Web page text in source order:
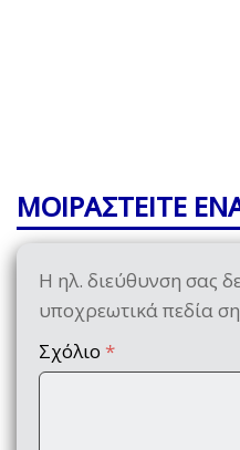
ΜΟΙΡΑΣΤΕΙΤΕ
Η ηλ. διεύθυνση σας
υποχρεωτικά πεδία
Σχόλιο *